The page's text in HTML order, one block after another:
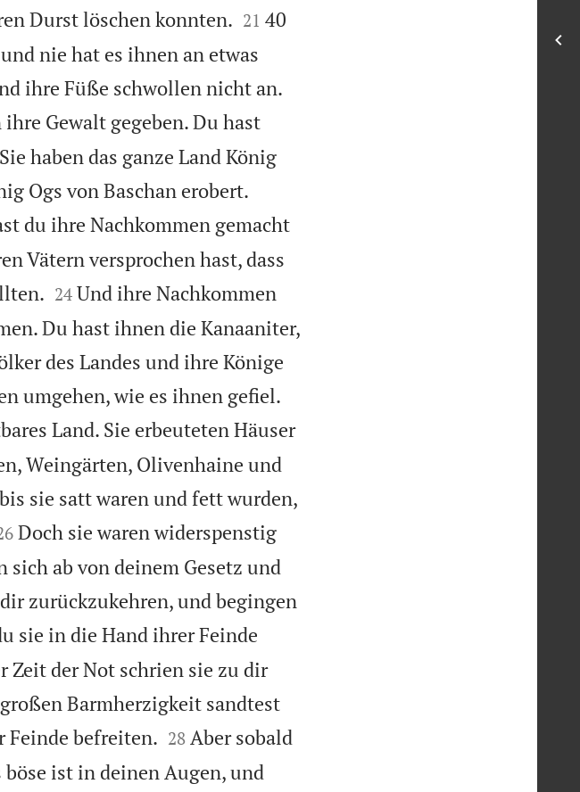
Durst löschen konnten.
21 40
nie hat es ihnen an etwas
ihre Füße schwollen nicht an.
Gewalt gegeben. Du hast
haben das ganze Land König
Ogs von Baschan erobert.
du ihre Nachkommen gemacht
Vätern versprochen hast, dass

24 Und ihre Nachkommen
Du hast ihnen die Kanaaniter,
des Landes und ihre Könige
umgehen, wie es ihnen gefiel.
Land. Sie erbeuteten Häuser
Weingärten, Olivenhaine und
sie satt waren und fett wurden,
Doch sie waren widerspenstig
ab von deinem Gesetz und
zurückzukehren, und begingen
sie in die Hand ihrer Feinde
Zeit der Not schrien sie zu dir
Barmherzigkeit sandtest
Feinde befreiten.
28 Aber sobald
ist in deinen Augen, und